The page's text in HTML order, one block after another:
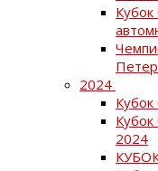
2024
Кубок
2024